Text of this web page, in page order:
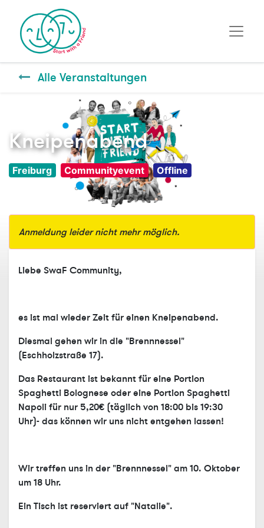
Alle Veranstaltungen
Kneipenabend
Freiburg Communityevent Offline
Anmeldung leider nicht mehr möglich.
Liebe SwaF Community,
es ist mal wieder Zeit für einen Kneipenabend.
Diesmal gehen wir in die "Brennnessel"
(Eschholzstraße 17).
Das Restaurant ist bekannt für eine Portion
Spaghetti Bolognese oder eine Portion Spaghetti
Napoli für nur 5,20€ (täglich von 18:00 bis 19:30
Uhr)- das können wir uns nicht entgehen lassen!
Wir treffen uns in der "Brennnessel" am 10. Oktober
um 18 Uhr.
Ein Tisch ist reserviert auf "Natalie".